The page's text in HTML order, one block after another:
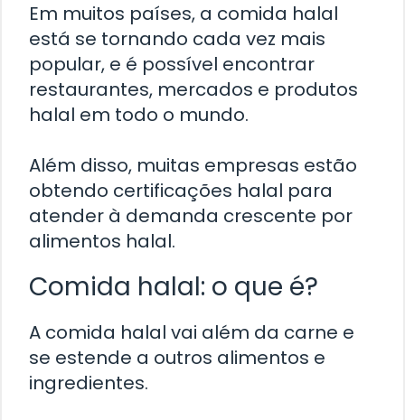
Em muitos países, a comida halal
está se tornando cada vez mais
popular, e é possível encontrar
restaurantes, mercados e produtos
halal em todo o mundo.
Além disso, muitas empresas estão
obtendo certificações halal para
atender à demanda crescente por
alimentos halal.
Comida halal: o que é?
A comida halal vai além da carne e
se estende a outros alimentos e
ingredientes.